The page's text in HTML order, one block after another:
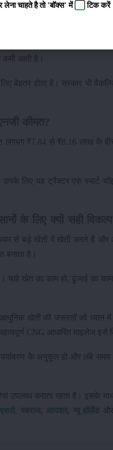
जो इसे 50 HP श्रेणी में सबसे
आती है।
होता है। सरकार भी
लगभग ₹7.84 से ₹8.16 लाख के
लिए यह ट्रैक्टर एक स्मार्ट
से बड़े खेतों में खेती करते हैं
है।
खेत का काम हो, ढुलाई का
खेती की जरूरतों को ध्यान
CNG आधारित माइलेज इसे
के अनुकूल हो और लंबे
उपलब्ध कराता रहता है।
स्वराज, आयशर, न्यू हॉलैंड
चाहते है तो 'बॉक्स' में टिक